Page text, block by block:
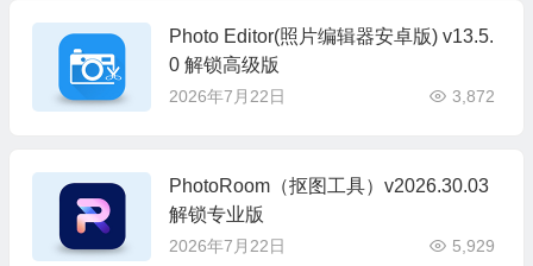
Photo Editor(照片编辑器安卓版) v13.5.
0 解锁高级版
2026年7月22日 3,872
PhotoRoom（抠图工具）v2026.30.03
解锁专业版
2026年7月22日 5,929